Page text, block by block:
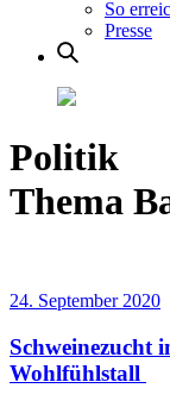
So
Presse
Politik
Thema
24. September 2020
Schweinezucht
Wohlfühlstall